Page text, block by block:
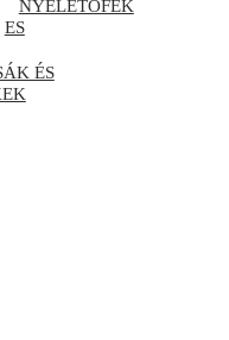
NYELETŐFÉK
ES
ÉS